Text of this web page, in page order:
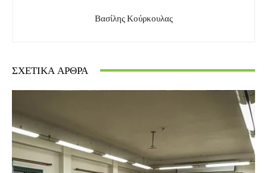
Βασίλης Κούρκουλας
ΣΧΕΤΙΚΆ ΆΡΘΡΑ